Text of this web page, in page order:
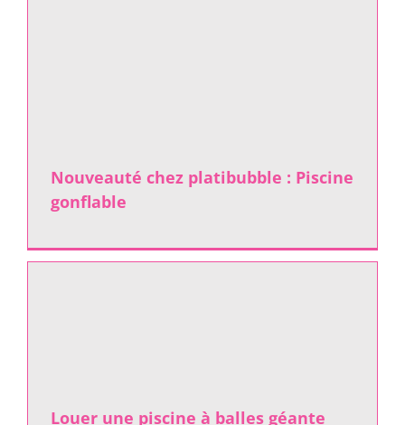
Nouveauté chez platibubble : Piscine
gonflable
Louer une piscine à balles géante